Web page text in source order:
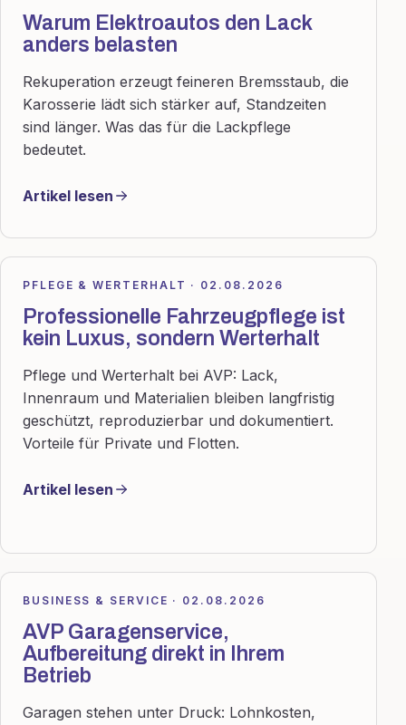
Warum Elektroautos den Lack
anders belasten
Rekuperation erzeugt feineren Bremsstaub, die
Karosserie lädt sich stärker auf, Standzeiten
sind länger. Was das für die Lackpflege
bedeutet.
Artikel lesen
PFLEGE & WERTERHALT · 02.08.2026
Professionelle Fahrzeugpflege ist
kein Luxus, sondern Werterhalt
Pflege und Werterhalt bei AVP: Lack,
Innenraum und Materialien bleiben langfristig
geschützt, reproduzierbar und dokumentiert.
Vorteile für Private und Flotten.
Artikel lesen
BUSINESS & SERVICE · 02.08.2026
AVP Garagenservice,
Aufbereitung direkt in Ihrem
Betrieb
Garagen stehen unter Druck: Lohnkosten,